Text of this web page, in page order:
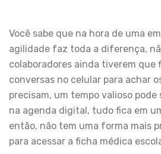
Você sabe que na hora de uma
agilidade faz toda a diferença,
colaboradores ainda tiverem que
conversas no celular para achar
precisam, um tempo valioso
na agenda digital, tudo fica em
então, não tem uma forma mais
para acessar a ficha médica